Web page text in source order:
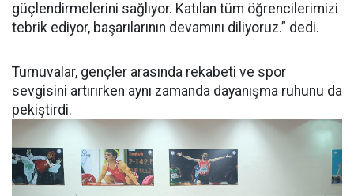
güçlendirmelerini sağlıyor. Katılan tüm öğrencilerimizi
tebrik ediyor, başarılarının devamını diliyoruz.” dedi.
Turnuvalar, gençler arasında rekabeti ve spor
sevgisini artırırken aynı zamanda dayanışma ruhunu da
pekiştirdi.